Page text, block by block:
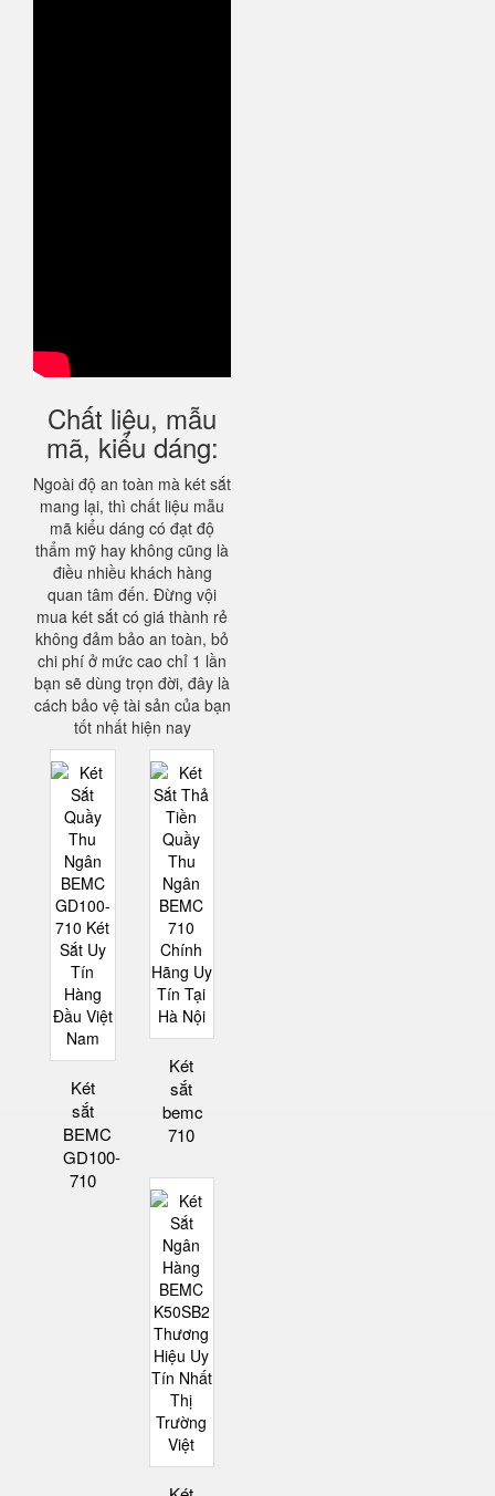
Chất liệu, mẫu
mã, kiểu dáng:
Ngoài độ an toàn mà két sắt
mang lại, thì chất liệu mẫu
mã kiểu dáng có đạt độ
thẩm mỹ hay không cũng là
điều nhiều khách hàng
quan tâm đến. Đừng vội
mua két sắt có giá thành rẻ
không đảm bảo an toàn, bỏ
chi phí ở mức cao chỉ 1 lần
bạn sẽ dùng trọn đời, đây là
cách bảo vệ tài sản của bạn
tốt nhất hiện nay
Két
sắt
BEMC
GD100-
710
Két
sắt
bemc
710